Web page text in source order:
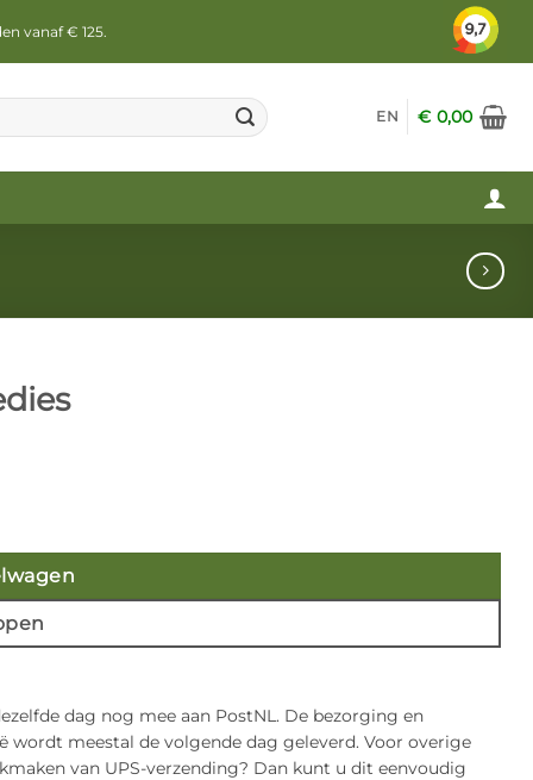
vanaf € 125.
EN €0,00
dag nog mee aan PostNL. De bezorging en
wordt meestal de volgende dag geleverd. Voor overige
van UPS-verzending? Dan kunt u dit eenvoudig